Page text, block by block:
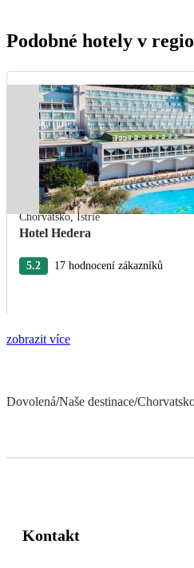
Podobné hotely v
Chorvatsko,Istrie
Hotel Hedera
5.2 17 hodnocení zákazníků
zobrazit více
Dovolená/Naše destinace/
Kontakt